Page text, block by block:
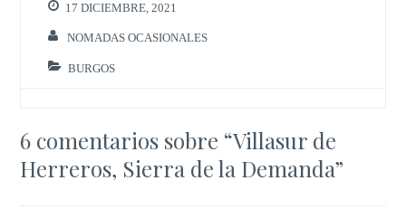
17 DICIEMBRE, 2021
NOMADAS OCASIONALES
BURGOS
6 comentarios sobre “Villasur de
Herreros, Sierra de la Demanda”